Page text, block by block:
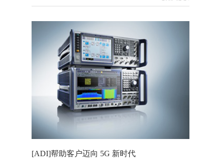
[ADI]帮助客户迈向 5G 新时代